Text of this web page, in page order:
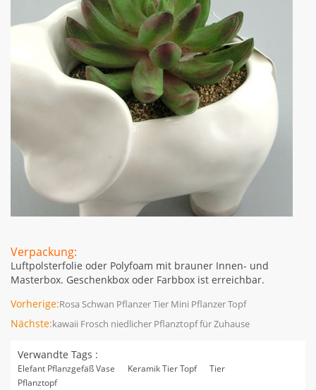
Verpackung:
Luftpolsterfolie oder Polyfoam mit brauner Innen- und
Masterbox. Geschenkbox oder Farbbox ist erreichbar.
Vorherige:Rosa Schwan Pflanzer Tier Mini Pflanzer Topf
Nächste:kawaii Frosch niedlicher Pflanztopf für Zuhause
Verwandte Tags :
Elefant Pflanzgefäß Vase Keramik Tier Topf
Tier
Pflanztopf